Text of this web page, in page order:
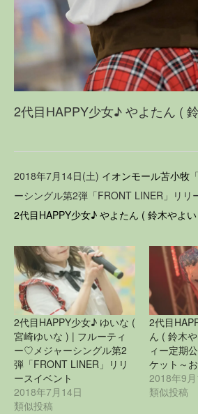
2代目HAPPY少女♪ やよたん (
2018年7月14日(土) イオンモール苫小牧 「
ーシングル第2弾「FRONT LINER」リリ
2代目HAPPY少女♪ やよたん ( 鈴木やよ
2代目HAPPY少女♪ ゆいな (
宮崎ゆいな ) | フルーティ
ー♡メジャーシングル第2
弾「FRONT LINER」リリ
ースイベント
2018年7月14日
類似投稿
2代目
ん ( 鈴木
ィー定期
ケット～
2018年9
類似投稿